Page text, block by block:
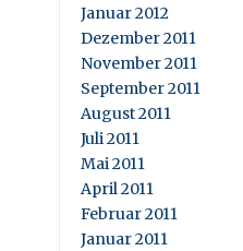
Januar 2012
Dezember 2011
November 2011
September 2011
August 2011
Juli 2011
Mai 2011
April 2011
Februar 2011
Januar 2011